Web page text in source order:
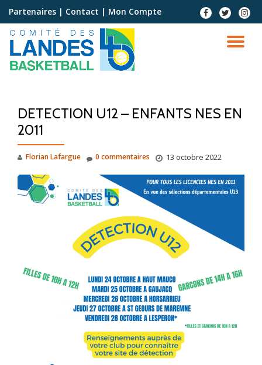
Aller
contenu
Partenaires | Contact | Mon Compte
DETECTION U12 – ENFANTS NES EN
2011
Florian Lafargue 13 octobre 2022
0 commentaires